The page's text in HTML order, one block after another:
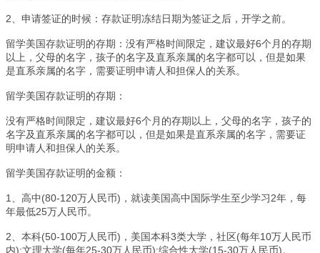
2 、申请签证的时候：存款证明冻结日期为签证之后，开学之前。
留学美国存款证明的存期：没有严格时间限定，建议最好6个月的存期
以上，父母的名字，孩子的名字及直系亲属的名字都可以，但是如果
是直系亲属的名字，需要证明申请人和担保人的关系。
留学美国存款证明的存期：
没有严格时间限定，建议最好6个月的存期以上，父母的名字，孩子的
名字及直系亲属的名字都可以，但是如果是直系亲属的名字，需要证
明申请人和担保人的关系。
留学美国存款证明的金额：
1
、高中(80-120万人民币)，就读美国高中国际学生至少学习2年，每
年最低25万人民币。
2 、本科(50-100万人民币)，美国本科3类大学，社区(每年10万人民币
内);文理大学(每年25-30万人民币);综合性大学(15-30万人民币)。